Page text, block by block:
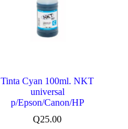
Tinta Cyan 100ml. NKT
universal
p/Epson/Canon/HP
Q25.00